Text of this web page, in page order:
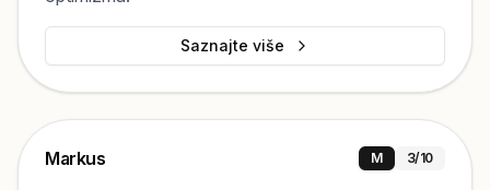
Saznajte više
Markus M 3/10